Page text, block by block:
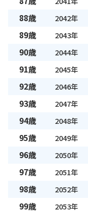
88歳 2042年
89歳 2043年
90歳 2044年
91歳 2045年
92歳 2046年
93歳 2047年
94歳 2048年
95歳 2049年
96歳 2050年
97歳 2051年
98歳 2052年
99歳 2053年